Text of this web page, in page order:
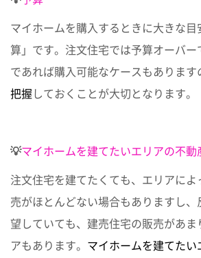
マイホームを購入するときに大きな
算」です。注文住宅では予算オーバ
であれば購入可能なケースもあります
把握しておくことが大切となります。
💡マイホームを建てたいエリアの不動
注文住宅を建てたくても、エリアに
売がほとんどない場合もありますし
望していても、建売住宅の販売があま
アもあります。 マイホームを建てた